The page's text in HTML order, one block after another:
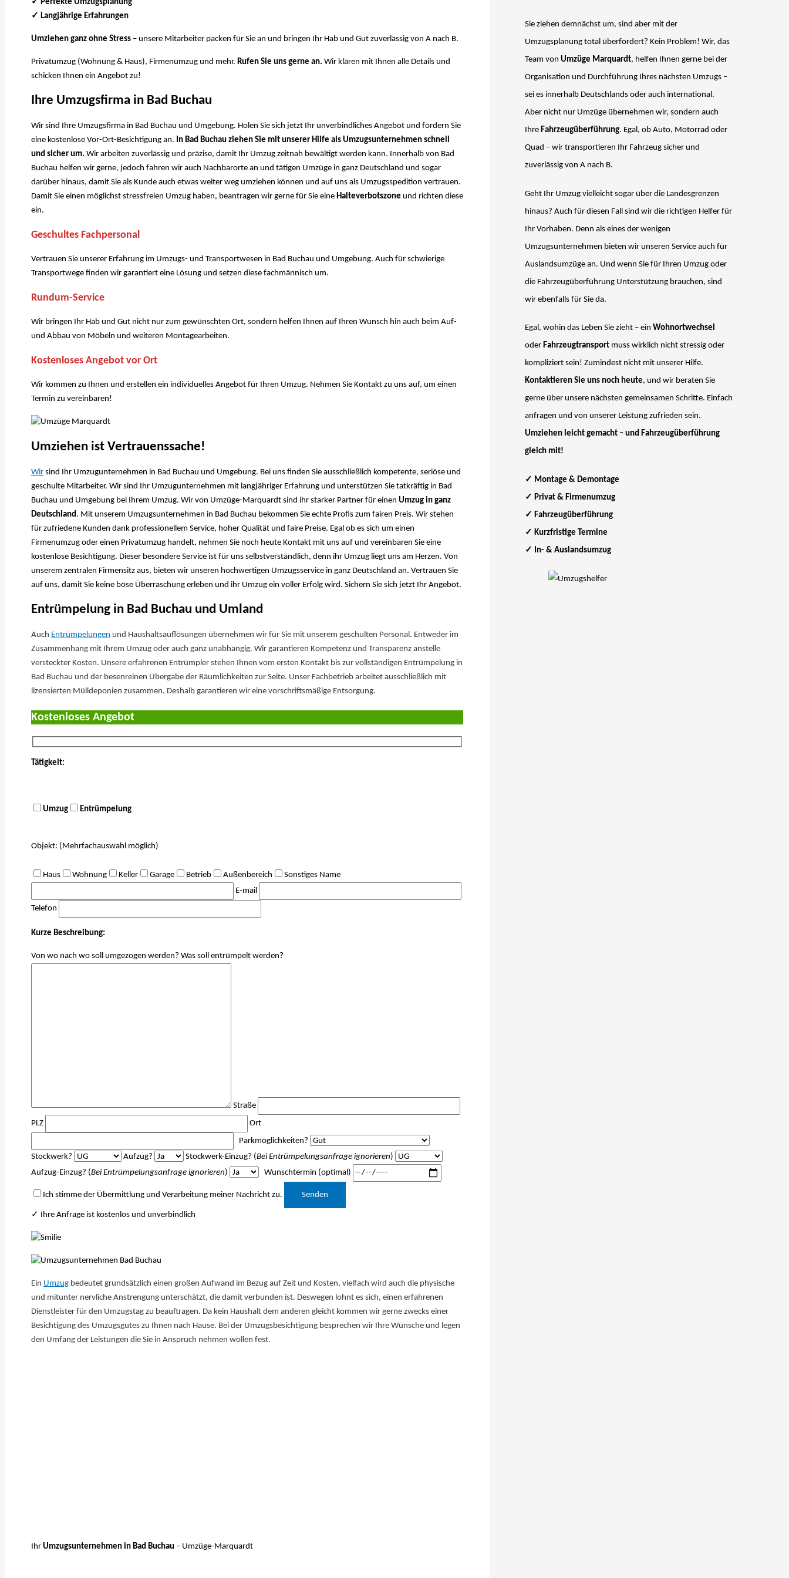
✓ Perfekte Umzugsplanung
✓ Langjährige Erfahrungen
Umziehen ganz ohne Stress – unsere Mitarbeiter packen für Sie an und bringen Ihr Hab und Gut zuverlässig von A nach B.
Privatumzug (Wohnung & Haus), Firmenumzug und mehr. Rufen Sie uns gerne an. Wir klären mit Ihnen alle Details und
schicken Ihnen ein Angebot zu!
Ihre Umzugsfirma in Bad Buchau
Wir sind Ihre Umzugsfirma in Bad Buchau und Umgebung. Holen Sie sich jetzt Ihr unverbindliches Angebot und fordern Sie
eine kostenlose Vor-Ort-Besichtigung an. In Bad Buchau ziehen Sie mit unserer Hilfe als Umzugsunternehmen schnell
und sicher um. Wir arbeiten zuverlässig und präzise, damit Ihr Umzug zeitnah bewältigt werden kann. Innerhalb von Bad
Buchau helfen wir gerne, jedoch fahren wir auch Nachbarorte an und tätigen Umzüge in ganz Deutschland und sogar
darüber hinaus, damit Sie als Kunde auch etwas weiter weg umziehen können und auf uns als Umzugsspedition vertrauen.
Damit Sie einen möglichst stressfreien Umzug haben, beantragen wir gerne für Sie eine Halteverbotszone und richten diese
ein.
Geschultes Fachpersonal
Vertrauen Sie unserer Erfahrung im Umzugs- und Transportwesen in Bad Buchau und Umgebung. Auch für schwierige
Transportwege finden wir garantiert eine Lösung und setzen diese fachmännisch um.
Rundum-Service
Wir bringen Ihr Hab und Gut nicht nur zum gewünschten Ort, sondern helfen Ihnen auf Ihren Wunsch hin auch beim Auf-
und Abbau von Möbeln und weiteren Montagearbeiten.
Kostenloses Angebot vor Ort
Wir kommen zu Ihnen und erstellen ein individuelles Angebot für Ihren Umzug. Nehmen Sie Kontakt zu uns auf, um einen
Termin zu vereinbaren!
Umziehen ist Vertrauenssache!
Wir sind Ihr Umzugunternehmen in Bad Buchau und Umgebung. Bei uns finden Sie ausschließlich kompetente, seriöse und
geschulte Mitarbeiter. Wir sind Ihr Umzugunternehmen mit langjähriger Erfahrung und unterstützen Sie tatkräftig in Bad
Buchau und Umgebung bei Ihrem Umzug. Wir von Umzüge-Marquardt sind ihr starker Partner für einen Umzug in ganz
Deutschland . Mit unserem Umzugsunternehmen in Bad Buchau bekommen Sie echte Profis zum fairen Preis. Wir stehen
für zufriedene Kunden dank professionellem Service, hoher Qualität und faire Preise. Egal ob es sich um einen
Firmenumzug oder einen Privatumzug handelt, nehmen Sie noch heute Kontakt mit uns auf und vereinbaren Sie eine
kostenlose Besichtigung. Dieser besondere Service ist für uns selbstverständlich, denn ihr Umzug liegt uns am Herzen. Von
unserem zentralen Firmensitz aus, bieten wir unseren hochwertigen Umzugsservice in ganz Deutschland an. Vertrauen Sie
auf uns, damit Sie keine böse Überraschung erleben und ihr Umzug ein voller Erfolg wird. Sichern Sie sich jetzt Ihr Angebot.
Entrümpelung in Bad Buchau und Umland
Auch Entrümpelungen und Haushaltsauflösungen übernehmen wir für Sie mit unserem geschulten Personal. Entweder im
Zusammenhang mit Ihrem Umzug oder auch ganz unabhängig. Wir garantieren Kompetenz und Transparenz anstelle
versteckter Kosten. Unsere erfahrenen Entrümpler stehen Ihnen vom ersten Kontakt bis zur vollständigen Entrümpelung in
Bad Buchau und der besenreinen Übergabe der Räumlichkeiten zur Seite. Unser Fachbetrieb arbeitet ausschließlich mit
lizensierten Mülldeponien zusammen. Deshalb garantieren wir eine vorschriftsmäßige Entsorgung.
Kostenloses Angebot
Tätigkeit:
Umzug Entrümpelung
Objekt: (Mehrfachauswahl möglich)
Haus Wohnung Keller Garage Betrieb Außenbereich Sonstiges Name
E-mail
Telefon
Kurze Beschreibung:
Von wo nach wo soll umgezogen werden? Was soll entrümpelt werden?
Straße
PLZ
Ort
Parkmöglichkeiten?
Stockwerk?
Aufzug? Stockwerk-Einzug? (Bei Entrümpelungsanfrage ignorieren)
Aufzug-Einzug? (Bei Entrümpelungsanfrage ignorieren) Wunschtermin (optimal)
Ich stimme der Übermittlung und Verarbeitung meiner Nachricht zu.
Bitte lasse dieses Feld leer.
✓ Ihre Anfrage ist kostenlos und unverbindlich
Ein Umzug bedeutet grundsätzlich einen großen Aufwand im Bezug auf Zeit und Kosten, vielfach wird auch die physische
und mitunter nervliche Anstrengung unterschätzt, die damit verbunden ist. Deswegen lohnt es sich, einen erfahrenen
Dienstleister für den Umzugstag zu beauftragen. Da kein Haushalt dem anderen gleicht kommen wir gerne zwecks einer
Besichtigung des Umzugsgutes zu Ihnen nach ​Hause. Bei der Umzugsbesichtigung besprechen wir Ihre Wünsche und legen
den Umfang der Leistungen die Sie in Anspruch nehmen wollen fest.
Ihr Umzugsunternehmen in Bad Buchau – Umzüge-Marquardt
Sie ziehen demnächst um, sind aber mit der
Umzugsplanung total überfordert? Kein Problem! Wir, das
Team von Umzüge Marquardt, helfen Ihnen gerne bei der
Organisation und Durchführung Ihres nächsten Umzugs –
sei es innerhalb Deutschlands oder auch international.
Aber nicht nur Umzüge übernehmen wir, sondern auch
Ihre Fahrzeugüberführung. Egal, ob Auto, Motorrad oder
Quad – wir transportieren Ihr Fahrzeug sicher und
zuverlässig von A nach B.
Geht Ihr Umzug vielleicht sogar über die Landesgrenzen
hinaus? Auch für diesen Fall sind wir die richtigen Helfer für
Ihr Vorhaben. Denn als eines der wenigen
Umzugsunternehmen bieten wir unseren Service auch für
Auslandsumzüge an. Und wenn Sie für Ihren Umzug oder
die Fahrzeugüberführung Unterstützung brauchen, sind
wir ebenfalls für Sie da.
Egal, wohin das Leben Sie zieht – ein Wohnortwechsel
oder Fahrzeugtransport muss wirklich nicht stressig oder
kompliziert sein! Zumindest nicht mit unserer Hilfe.
Kontaktieren Sie uns noch heute, und wir beraten Sie
gerne über unsere nächsten gemeinsamen Schritte. Einfach
anfragen und von unserer Leistung zufrieden sein.
Umziehen leicht gemacht – und Fahrzeugüberführung
gleich mit!
✓ Montage & Demontage
✓ Privat & Firmenumzug
✓ Fahrzeugüberführung
✓ Kurzfristige Termine
✓ In- & Auslandsumzug